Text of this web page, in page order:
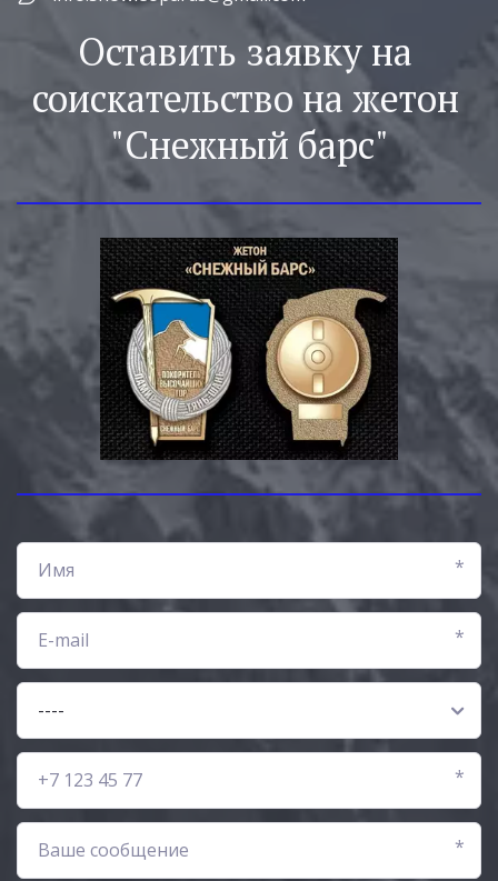
Оставить заявку на
соискательство на жетон
"Снежный барс"
*
*
*
*